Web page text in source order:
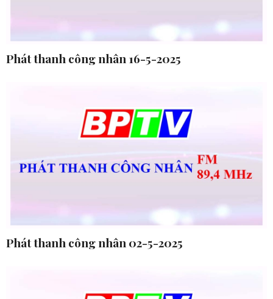
Phát thanh công nhân 16-5-2025
Phát thanh công nhân 02-5-2025